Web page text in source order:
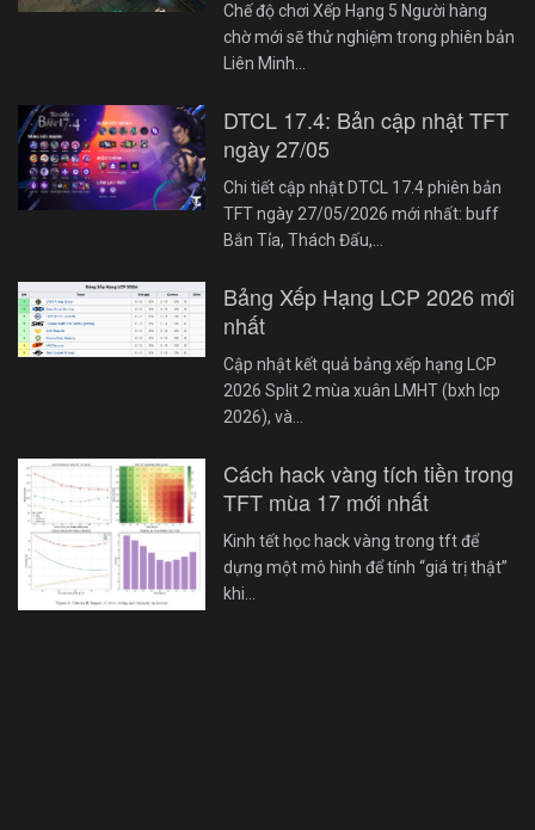
Chế độ chơi Xếp Hạng 5 Người hàng
chờ mới sẽ thử nghiệm trong phiên bản
Liên Minh…
DTCL 17.4: Bản cập nhật TFT
ngày 27/05
Chi tiết cập nhật DTCL 17.4 phiên bản
TFT ngày 27/05/2026 mới nhất: buff
Bắn Tỉa, Thách Đấu,…
Bảng Xếp Hạng LCP 2026 mới
nhất
Cập nhật kết quả bảng xếp hạng LCP
2026 Split 2 mùa xuân LMHT (bxh lcp
2026), và…
Cách hack vàng tích tiền trong
TFT mùa 17 mới nhất
Kinh tết học hack vàng trong tft để
dựng một mô hình để tính “giá trị thật”
khi…